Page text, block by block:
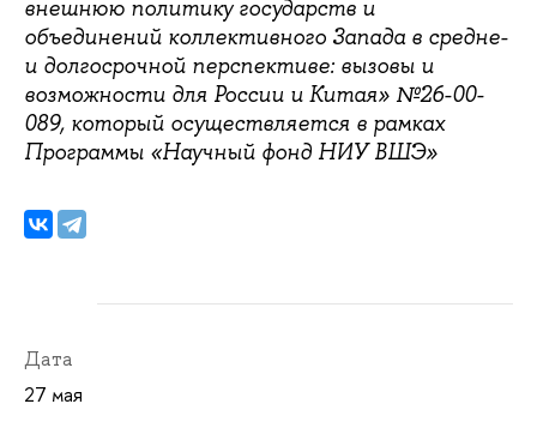
внешнюю политику государств и
объединений коллективного Запада в средне-
и долгосрочной перспективе: вызовы и
возможности для России и Китая» №26-00-
089, который осуществляется в рамках
Программы «Научный фонд НИУ ВШЭ»
Дата
27 мая